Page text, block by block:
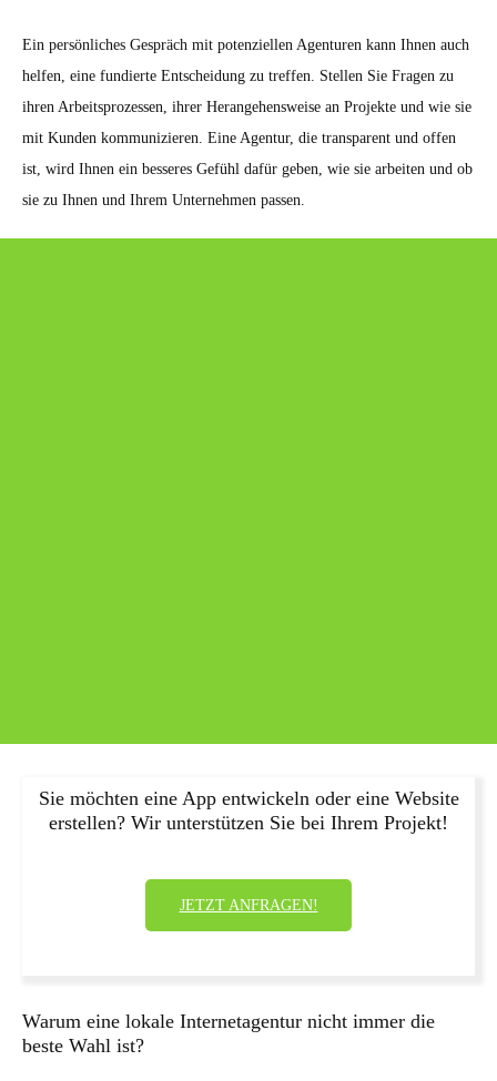
Ein persönliches Gespräch mit potenziellen Agenturen kann Ihnen auch
helfen, eine fundierte Entscheidung zu treffen. Stellen Sie Fragen zu
ihren Arbeitsprozessen, ihrer Herangehensweise an Projekte und wie sie
mit Kunden kommunizieren. Eine Agentur, die transparent und offen
ist, wird Ihnen ein besseres Gefühl dafür geben, wie sie arbeiten und ob
sie zu Ihnen und Ihrem Unternehmen passen.
Sie möchten eine App entwickeln oder eine Website
erstellen? Wir unterstützen Sie bei Ihrem Projekt!
JETZT ANFRAGEN!
Warum eine lokale Internetagentur nicht immer die
beste Wahl ist?